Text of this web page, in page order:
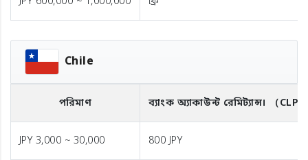
Chile
পরিমাণ ব্যাংক অ্যাকাউন্ট রেমিট্যান্স। （CLP）
JPY 3,000 ~ 30,000 800 JPY